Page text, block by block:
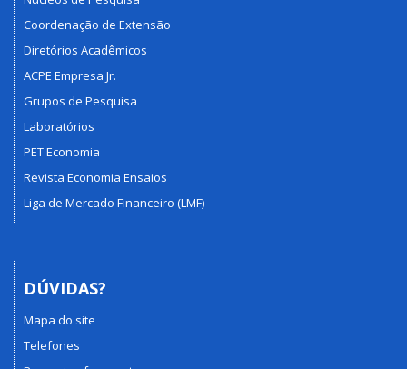
Coordenação de Extensão
Diretórios Acadêmicos
ACPE Empresa Jr.
Grupos de Pesquisa
Laboratórios
PET Economia
Revista Economia Ensaios
Liga de Mercado Financeiro (LMF)
DÚVIDAS?
Mapa do site
Telefones